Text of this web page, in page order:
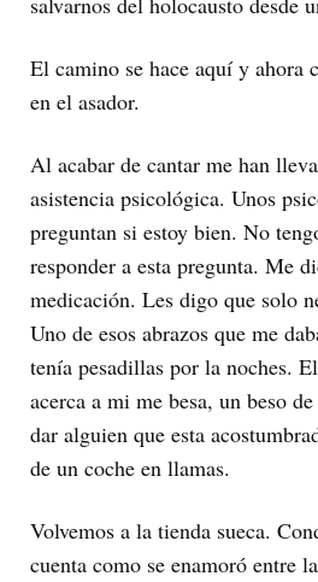
El camino se hace aquí y ahora
en el asador.
Al acabar de cantar me han
asistencia psicológica. Unos
preguntan si estoy bien. No
responder a esta pregunta. Me
medicación. Les digo que solo
Uno de esos abrazos que me
tenía pesadillas por la noches.
acerca a mi me besa, un beso
dar alguien que esta
de un coche en llamas.
Volvemos a la tienda sueca.
cuenta como se enamoró entre